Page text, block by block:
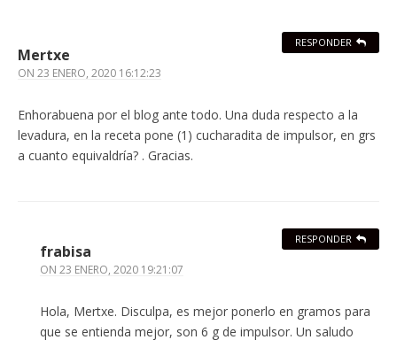
Mertxe
ON 23 ENERO, 2020 16:12:23
Enhorabuena por el blog ante todo. Una duda respecto a la
levadura, en la receta pone (1) cucharadita de impulsor, en grs
a cuanto equivaldría? . Gracias.
RESPONDER
frabisa
ON 23 ENERO, 2020 19:21:07
Hola, Mertxe. Disculpa, es mejor ponerlo en gramos para
que se entienda mejor, son 6 g de impulsor. Un saludo
RESPONDER